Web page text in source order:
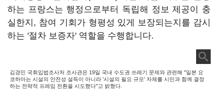
하는 프랑스는 행정으로부터 독립해 정보 제공이 충
실한지, 참여 기회가 형평성 있게 보장되는지를 감시
하는 '절차 보증자' 역할을 수행합니다.
김경민 국회입법조사처 조사관은 19일 국내 수도권 쓰레기 문제와 관련해 "일본 요
코하마는 시설의 안전성 설득이 아니라 '시설의 필요 규모' 자체를 시민과 함께 결정
하는 전략적 프레임 전환을 시도했다"고 밝혔다.